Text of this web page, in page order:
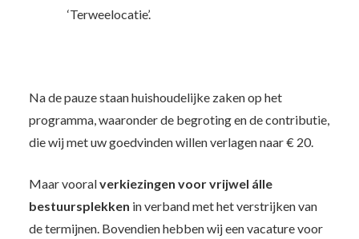
‘Terweelocatie’.
Na de pauze staan huishoudelijke zaken op het
programma, waaronder de begroting en de contributie,
die wij met uw goedvinden willen verlagen naar € 20.
Maar vooralverkiezingen voor vrijwel álle
bestuursplekken in verband met het verstrijken van
de termijnen. Bovendien hebben wij een vacature voor